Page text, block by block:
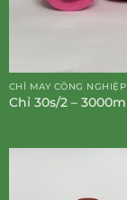
CHỈ MAY CÔNG NGHIỆP
Chỉ 30s/2 – 3000m